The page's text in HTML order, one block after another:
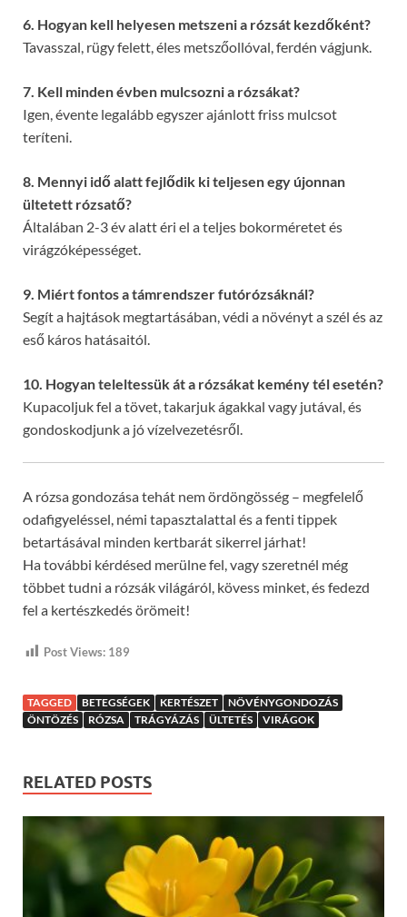
6. Hogyan kell helyesen metszeni a rózsát kezdőként?
Tavasszal, rügy felett, éles metszőollóval, ferdén vágjunk.
7. Kell minden évben mulcsozni a rózsákat?
Igen, évente legalább egyszer ajánlott friss mulcsot
teríteni.
8. Mennyi idő alatt fejlődik ki teljesen egy újonnan
ültetett rózsatő?
Általában 2-3 év alatt éri el a teljes bokorméretet és
virágzóképességet.
9. Miért fontos a támrendszer futórózsáknál?
Segít a hajtások megtartásában, védi a növényt a szél és az
eső káros hatásaitól.
10. Hogyan teleltessük át a rózsákat kemény tél esetén?
Kupacoljuk fel a tövet, takarjuk ágakkal vagy jutával, és
gondoskodjunk a jó vízelvezetésről.
A rózsa gondozása tehát nem ördöngösség – megfelelő
odafigyeléssel, némi tapasztalattal és a fenti tippek
betartásával minden kertbarát sikerrel járhat!
Ha további kérdésed merülne fel, vagy szeretnél még
többet tudni a rózsák világáról, kövess minket, és fedezd
fel a kertészkedés örömeit!
Post Views: 189
TAGGED BETEGSÉGEK KERTÉSZET
NÖVÉNYGONDOZÁS
ÖNTÖZÉS
RÓZSA TRÁGYÁZÁS ÜLTETÉS VIRÁGOK
RELATED POSTS